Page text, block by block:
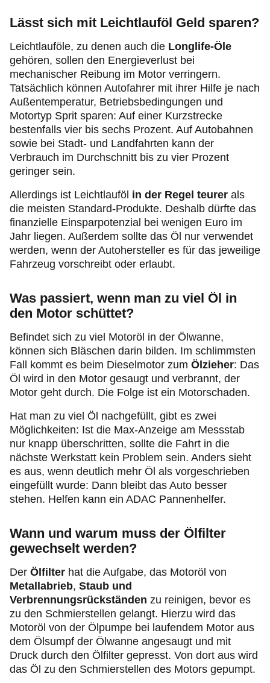
Lässt sich mit Leichtlauföl Geld sparen?
Leichtlauföle, zu denen auch die Longlife-Öle
gehören, sollen den Energieverlust bei
mechanischer Reibung im Motor verringern.
Tatsächlich können Autofahrer mit ihrer Hilfe je nach
Außentemperatur, Betriebsbedingungen und
Motortyp Sprit sparen: Auf einer Kurzstrecke
bestenfalls vier bis sechs Prozent. Auf Autobahnen
sowie bei Stadt- und Landfahrten kann der
Verbrauch im Durchschnitt bis zu vier Prozent
geringer sein.
Allerdings ist Leichtlauföl in der Regel teurer als
die meisten Standard-Produkte. Deshalb dürfte das
finanzielle Einsparpotenzial bei wenigen Euro im
Jahr liegen. Außerdem sollte das Öl nur verwendet
werden, wenn der Autohersteller es für das jeweilige
Fahrzeug vorschreibt oder erlaubt.
Was passiert, wenn man zu viel Öl in
den Motor schüttet?
Befindet sich zu viel Motoröl in der Ölwanne,
können sich Bläschen darin bilden. Im schlimmsten
Fall kommt es beim Dieselmotor zum Ölzieher: Das
Öl wird in den Motor gesaugt und verbrannt, der
Motor geht durch. Die Folge ist ein Motorschaden.
Hat man zu viel Öl nachgefüllt, gibt es zwei
Möglichkeiten: Ist die Max-Anzeige am Messstab
nur knapp überschritten, sollte die Fahrt in die
nächste Werkstatt kein Problem sein. Anders sieht
es aus, wenn deutlich mehr Öl als vorgeschrieben
eingefüllt wurde: Dann bleibt das Auto besser
stehen. Helfen kann ein ADAC Pannenhelfer.
Wann und warum muss der Ölfilter
gewechselt werden?
Der Ölfilter hat die Aufgabe, das Motoröl von
Metallabrieb, Staub und
Verbrennungsrückständen zu reinigen, bevor es
zu den Schmierstellen gelangt. Hierzu wird das
Motoröl von der Ölpumpe bei laufendem Motor aus
dem Ölsumpf der Ölwanne angesaugt und mit
Druck durch den Ölfilter gepresst. Von dort aus wird
das Öl zu den Schmierstellen des Motors gepumpt.